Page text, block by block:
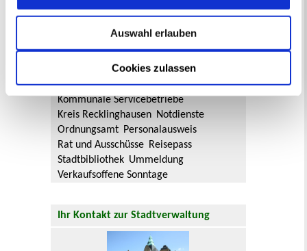
Cookies zulassen
Auswahl erlauben
Abfallkalender Anmeldung
Ausschreibungen Bauanträge online
Baustellen Bürgerbüro Formulare
Jobcenter Recklinghausen
Jugendamt
Kommunale Servicebetriebe
Kreis Recklinghausen Notdienste
Ordnungsamt Personalausweis
Rat und Ausschüsse Reisepass
Stadtbibliothek Ummeldung
Verkaufsoffene Sonntage
Ihr Kontakt zur Stadtverwaltung